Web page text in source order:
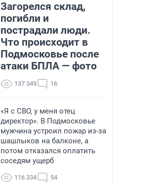
Загорелся склад,
погибли и
пострадали люди.
Что происходит в
Подмосковье после
атаки БПЛА — фото
137 349 16
«Я с СВО, у меня отец
директор». В Подмосковье
мужчина устроил пожар из-за
шашлыков на балконе, а
потом отказался оплатить
соседям ущерб
116 334 54